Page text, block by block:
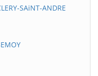
SAiNT-ANDRE